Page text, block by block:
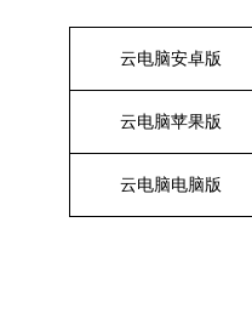
云电脑安卓版
云电脑苹果版
云电脑电脑版